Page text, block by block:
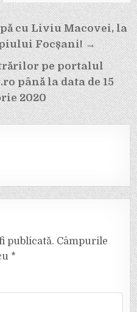
cu Liviu Macovei, la
Focșani! →
pe portalul
până la data de 15
2020
publicată. Câmpurile
*